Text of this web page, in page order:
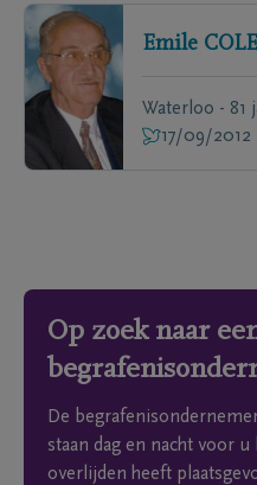
Emile
Waterloo - 81
17/09/2012
Op zoek naar
De
staan dag en nacht voor u
overlijden heeft